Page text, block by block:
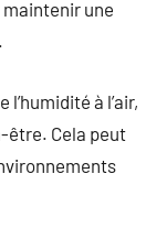
une
à l’air,
être. Cela peut